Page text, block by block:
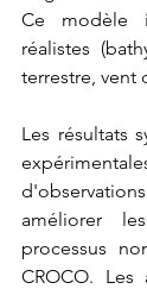
Ce modèle
réalistes
terrestre, vent
Les résultats
améliorer
processus
CROCO. Les